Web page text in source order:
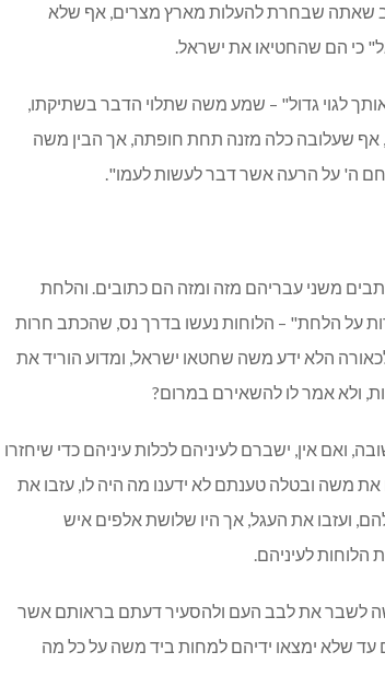
שאתה שבחרת להעלות מארץ מצרים, אף שלא
כי הם שהחטיאו את ישראל.
לגוי גדול" – שמע משה שתלוי הדבר בשתיקתו,
אף שעלובה כלה מזנה תחת חופתה, אך הבין משה
ה' על הרעה אשר דבר לעשות לעמו".
משני עבריהם מזה ומזה הם כתובים. והלחת
על הלחת" – הלוחות נעשו בדרך נס, שהכתב חרות
הלא ידע משה שחטאו ישראל, ומדוע הוריד את
ולא אמר לו להשאירם במרום?
ואם אין, ישברם לעיניהם לכלות עיניהם כדי שיחזרו
את משה ובטלה טענתם לא ידענו מה היה לו, עזבו את
ועזבו את העגל, אך היו שלושת אלפים איש
לעיניהם.
לשבר את לבב העם ולהסעיר דעתם בראותם אשר
עד שלא ימצאו ידיהם למחות ביד משה על כל מה